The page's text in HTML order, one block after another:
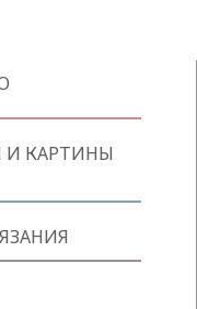
И КАРТИНЫ